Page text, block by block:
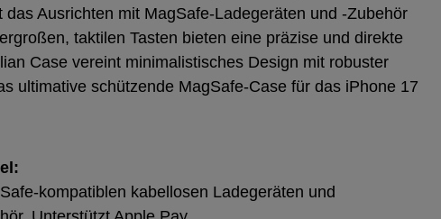
das Ausrichten mit MagSafe-Ladegeräten und -Zubehör
taktilen Tasten bieten eine präzise und direkte
Case vereint minimalistisches Design mit robuster
ultimative schützende MagSafe-Case für das iPhone 17
kompatiblen kabellosen Ladegeräten und